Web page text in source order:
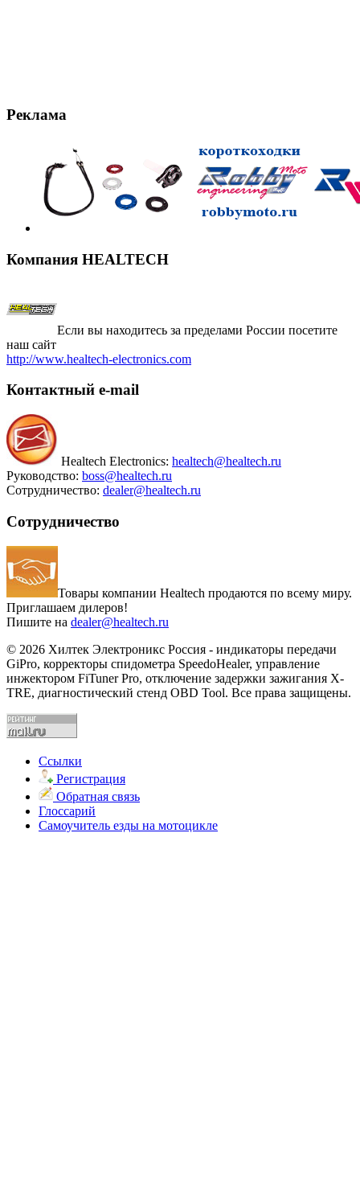
Реклама
Компания HEALTECH
Если вы находитесь за пределами России посетите
наш сайт
http://www.healtech-electronics.com
Контактный e-mail
Healtech Electronics: healtech@healtech.ru
Руководство: boss@healtech.ru
Сотрудничество: dealer@healtech.ru
Сотрудничество
Товары компании Healtech продаются по всему миру.
Приглашаем дилеров!
Пишите на dealer@healtech.ru
© 2026 Хилтек Электроникс Россия - индикаторы передачи
GiPro, корректоры спидометра SpeedoHealer, управление
инжектором FiTuner Pro, отключение задержки зажигания X-
TRE, диагностический стенд OBD Tool. Все права защищены.
Ссылки
Регистрация
Обратная связь
Глоссарий
Самоучитель езды на мотоцикле